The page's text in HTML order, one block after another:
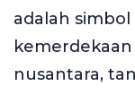
adalah
nusantara,